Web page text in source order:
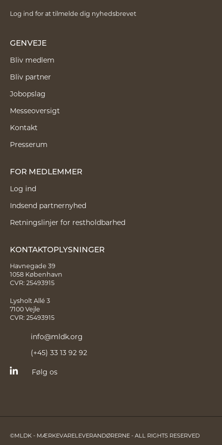
Log ind for at tilmelde dig nyhedsbrevet
GENVEJE
Bliv medlem
Bliv partner
Jobopslag
Messeoversigt
Kontakt
Presserum
FOR MEDLEMMER
Log ind
Indsend partnernyhed
Retningslinjer for restholdbarhed
KONTAKTOPLYSNINGER
Havnegade 39
1058 København
CVR: 25493915
Lysholt Allé 3
7100 Vejle
CVR: 25493915
info@mldk.org
(+45) 33 13 92 92
Følg os
©MLDK - MÆRKEVARELEVERANDØRERNE - ALL RIGHTS RESERVED